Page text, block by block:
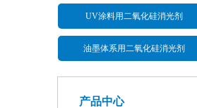
UV涂料用二氧化硅消光剂
油墨体系用二氧化硅消光剂
产品中心